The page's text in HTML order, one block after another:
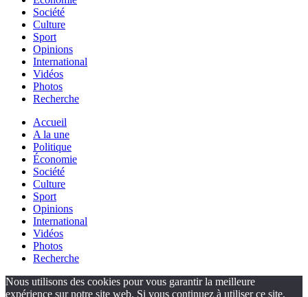
Société
Culture
Sport
Opinions
International
Vidéos
Photos
Recherche
Accueil
A la une
Politique
Économie
Société
Culture
Sport
Opinions
International
Vidéos
Photos
Recherche
Nous utilisons des cookies pour vous garantir la meilleure
expérience sur notre site web. Si vous continuez à utiliser ce site,